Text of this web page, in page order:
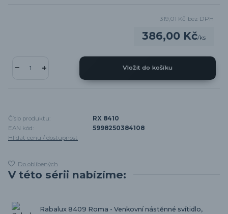
386,00 Kč/ks
319,01 Kč bez DPH
Vložit do košíku
Číslo produktu:
RX 8410
EAN kód:
5998250384108
Hlídat cenu / dostupnost
Do oblíbených
V této sérii nabízíme:
Rabalux 8409 Roma - Venkovní nástěnné svítidlo,